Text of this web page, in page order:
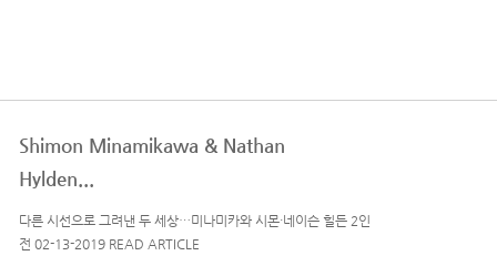
Shimon Minamikawa & Nathan
Hylden...
다른 시선으로 그려낸 두 세상…미나미카와 시몬·네이슨 힐든 2인
전 02-13-2019 READ ARTICLE